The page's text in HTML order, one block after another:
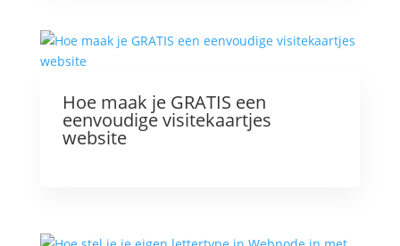
Hoe maak je GRATIS een
eenvoudige visitekaartjes
website